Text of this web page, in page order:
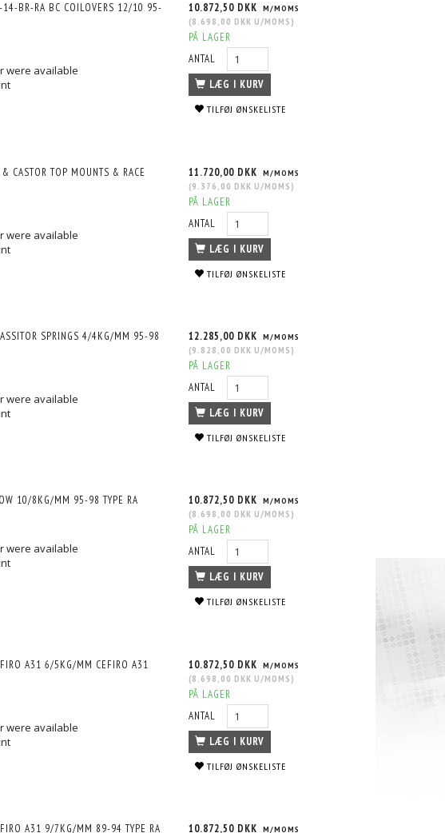
DKKU/MOMS
INFINITI G35 V35 D-17-BR-RS 14/12
EXTRA LOW 03+ TYPE RS
10.872,50 DKK
M/MOMS
8.698,00 DKKU/MOMS)
BR-RA BC COILOVERS 12/10 95-
were available
10.872,50 DKK M/MOMS
(8.698,00 DKK U/MOMS )
PÅ LAGER
ANTAL
LÆG I KURV
TILFØJ ØNSKELISTE
CASTOR TOP MOUNTS & RACE
were available
11.720,00 DKK M/MOMS
(9.376,00 DKK U/MOMS )
PÅ LAGER
ANTAL
LÆG I KURV
TILFØJ ØNSKELISTE
SPRINGS 4/4KG/MM 95-98
were available
12.285,00 DKK M/MOMS
(9.828,00 DKK U/MOMS )
PÅ LAGER
ANTAL
LÆG I KURV
TILFØJ ØNSKELISTE
10/8KG/MM 95-98 TYPE RA
were available
10.872,50 DKK M/MOMS
(8.698,00 DKK U/MOMS )
PÅ LAGER
ANTAL
LÆG I KURV
TILFØJ ØNSKELISTE
A31 6/5KG/MM CEFIRO A31
were available
10.872,50 DKK M/MOMS
(8.698,00 DKK U/MOMS )
PÅ LAGER
ANTAL
LÆG I KURV
TILFØJ ØNSKELISTE
A31 9/7KG/MM 89-94 TYPE RA 10.872,50 DKK M/MOMS